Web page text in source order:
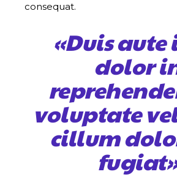
consequat.
«Duis aute
dolor
voluptate
cillum
fugiat»